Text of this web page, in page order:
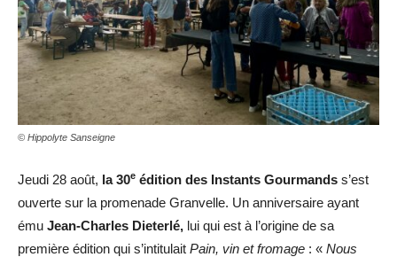
© Hippolyte Sanseigne
Jeudi 28 août, la 30e édition des Instants Gourmands s’est
ouverte sur la promenade Granvelle. Un anniversaire ayant
ému Jean-Charles Dieterlé, lui qui est à l’origine de sa
première édition qui s’intitulait Pain, vin et fromage : « Nous